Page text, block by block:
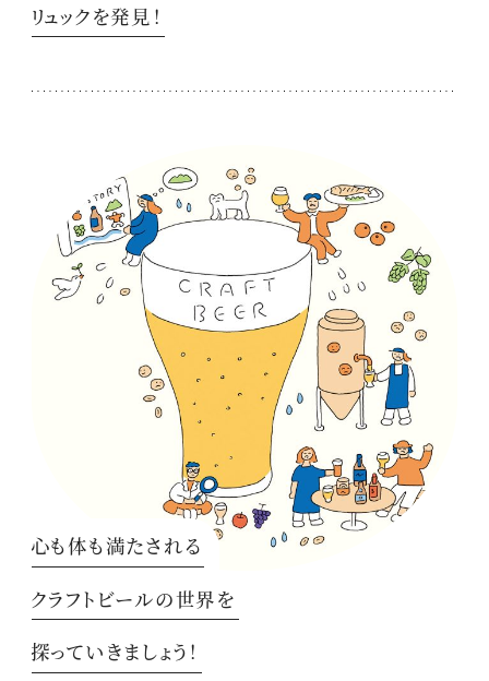
リュックを発見！
心も体も満たされる
クラフトビールの世界を
探っていきましょう！